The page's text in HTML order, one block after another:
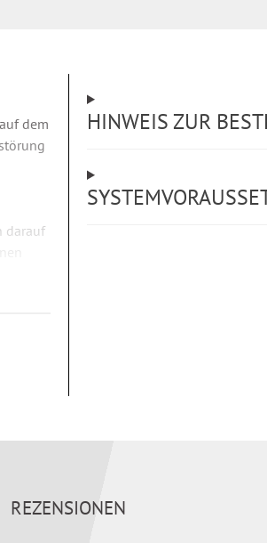
dem
darauf
HINWEIS ZUR
REZENSIONEN